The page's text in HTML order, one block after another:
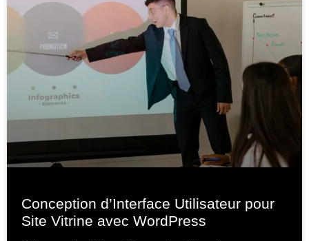
Conception d’Interface Utilisateur pour
Site Vitrine avec WordPress